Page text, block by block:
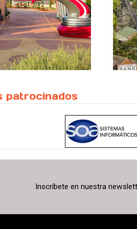
patrocinados
Inscríbete en nuestra